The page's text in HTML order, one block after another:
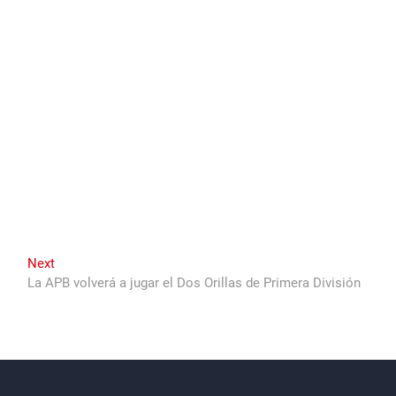
NextNext
post:
La APB volverá a jugar el Dos Orillas de Primera División